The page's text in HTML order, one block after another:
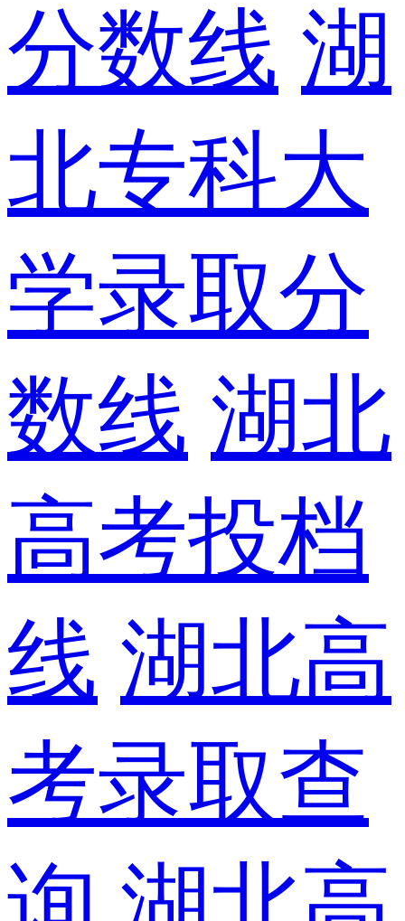
分数线 湖
北专科大
学录取分
数线 湖北
高考投档
线 湖北高
考录取查